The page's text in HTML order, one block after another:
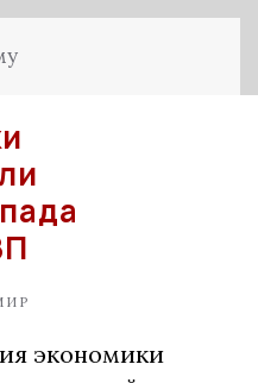
экономики